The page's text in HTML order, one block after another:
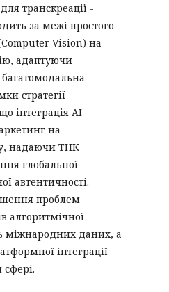
транскреації -
за межі простого
Vision) на
адаптуючи
стратегії
інтеграція AI
на
надаючи ТНК
глобальної
автентичності.
проблем
алгоритмічної
міжнародних даних, а
інтеграції
сфері.